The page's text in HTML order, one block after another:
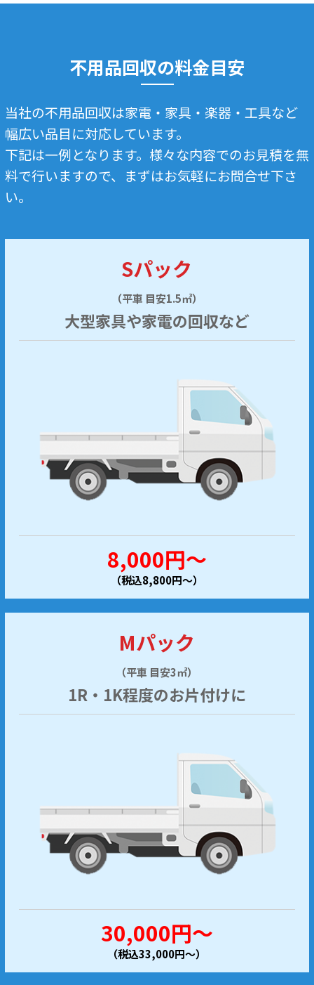
不用品回収の料金目安
当社の不用品回収は家電・家具・楽器・工具など
幅広い品目に対応しています。
下記は一例となります。様々な内容でのお見積を無
料で行いますので、まずはお気軽にお問合せ下さ
い。
Sパック
（平車 目安1.5㎥）
大型家具や家電の回収など
8,000円～
（税込8,800円～）
Mパック
（平車 目安3㎥）
1R・1K程度のお片付けに
30,000円～
（税込33,000円～）